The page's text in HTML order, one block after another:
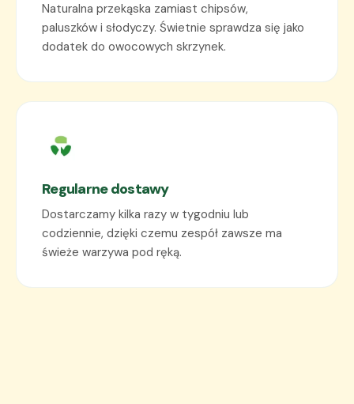
Naturalna przekąska zamiast chipsów,
paluszków i słodyczy. Świetnie sprawdza się jako
dodatek do owocowych skrzynek.
Regularne dostawy
Dostarczamy kilka razy w tygodniu lub
codziennie, dzięki czemu zespół zawsze ma
świeże warzywa pod ręką.